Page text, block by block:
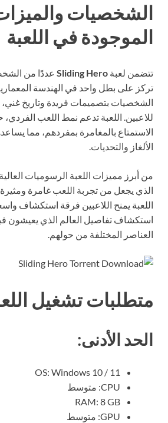
والميزات
في اللعبة
لعبةSliding Heroعددًا من الشخصيات
على بطل واحد في الهندسة المعمارية
بتصميمات فريدة وتاريخ غني، مما
اللعبة تدعم نمط اللعب الفردي، حيث
بالمغامرة بمفردهم، مما يساعدهم
والتحديات.
أبرز مميزات اللعبة الرسوميات العالية
يجعل من تجربة اللعب غامرة ومثيرة.
يمنح اللاعبين فرقة استكشاف واسعة،
تفاصيل العالم الذي يعيشون فيه
المختلفة من حولهم.
تشغيل اللعبة
الأدنى:
OS: Windows 10 / 11
CPU: متوسط
RAM: 8 GB
GPU: متوسط